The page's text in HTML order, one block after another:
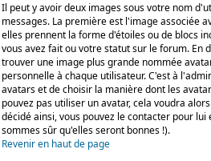
Il peut y avoir deux images sous votre nom
messages. La première est l'image associée
elles prennent la forme d'étoiles ou de blocs
vous avez fait ou votre statut sur le forum. En
trouver une image plus grande nommée
personnelle à chaque utilisateur. C'est à
avatars et de choisir la manière dont les
pouvez pas utiliser un avatar, cela voudra
décidé ainsi, vous pouvez le contacter pour
sommes sûr qu'elles seront bonnes !).
Revenir en haut de page